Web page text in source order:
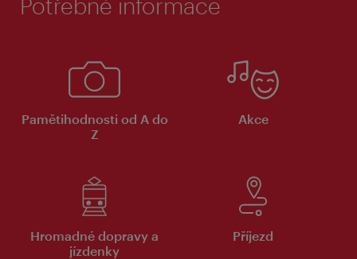
Potřebné informace
Pamětihodnosti od A do
Z
Akce
Hromadné dopravy a
jízdenky
Příjezd